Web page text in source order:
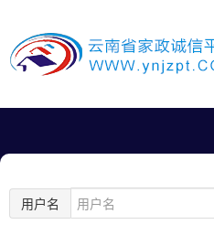
用户名